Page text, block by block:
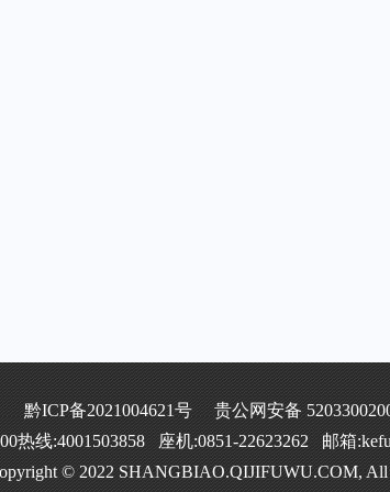
黔ICP备2021004621号
贵公网安备
热线:4001503858 座机:0851-22623262 邮箱
© 2022 SHANGBIAO.QIJIFUWU.COM, All